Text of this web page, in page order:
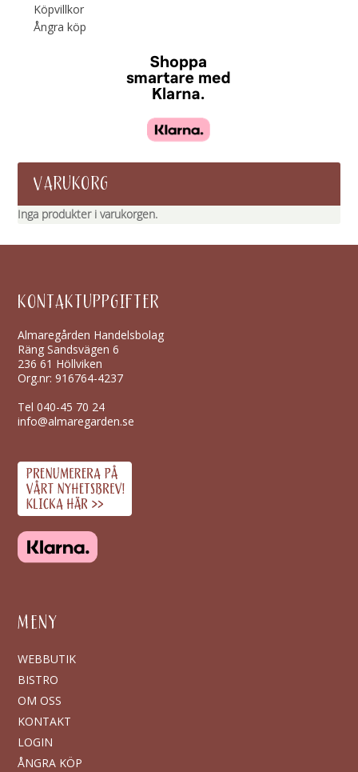
Köpvillkor
Ångra köp
VARUKORG
Inga produkter i varukorgen.
KONTAKTUPPGIFTER
Almaregården Handelsbolag
Räng Sandsvägen 6
236 61 Höllviken
Org.nr: 916764-4237
Tel040-45 70 24
info@almaregarden.se
MENY
WEBBUTIK
BISTRO
OM OSS
KONTAKT
LOGIN
ÅNGRA KÖP